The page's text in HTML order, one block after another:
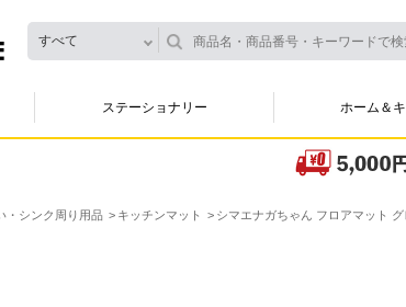
すべて
ステーショナリー ホーム＆
・シンク周り用品 キッチンマット シマエナガちゃん フロアマット グ